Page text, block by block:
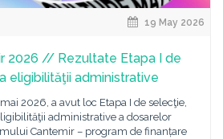
19 May 2026
2026 // Rezultate Etapa I de
eligibilităţii administrative
2026, a avut loc Etapa I de selecţie,
administrative a dosarelor
Cantemir – program de finanțare